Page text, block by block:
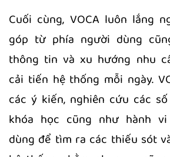
Cuối cùng, VOCA luôn lắng
góp từ phía người dùng
thông tin và xu hướng nhu
cải tiến hệ thống mỗi ngày.
các ý kiến, nghiên cứu các
khóa học cũng như hành
dùng để tìm ra các thiếu sót